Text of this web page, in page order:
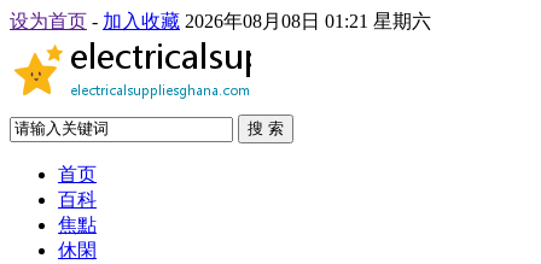
设为首页 - 加入收藏 2026年08月08日 01:21 星期六
搜 索
首页
百科
焦點
休閑